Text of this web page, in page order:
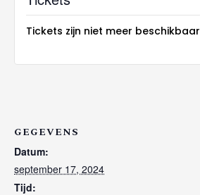
GEGEVENS
Datum:
september 17, 2024
Tijd:
Tickets zijn niet meer beschikbaar